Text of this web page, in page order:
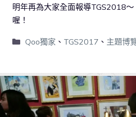
明年再為大家全面報導TGS2018
喔！
Qoo獨家 、 TGS2017 、 主題博